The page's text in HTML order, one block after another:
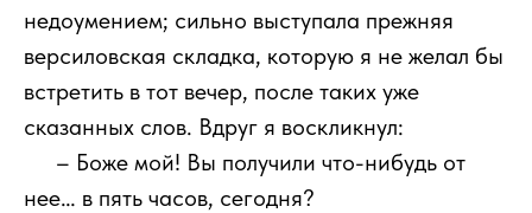
недоумением; сильно выступала прежняя
версиловская складка, которую я не желал бы
встретить в тот вечер, после таких уже
сказанных слов. Вдруг я воскликнул:
– Боже мой! Вы получили что-нибудь от
нее… в пять часов, сегодня?